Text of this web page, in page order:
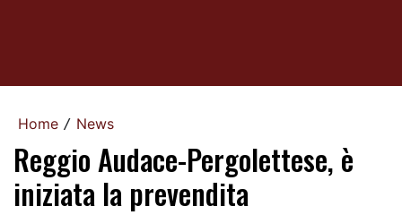
Home / News
Reggio Audace-Pergolettese, è
iniziata la prevendita